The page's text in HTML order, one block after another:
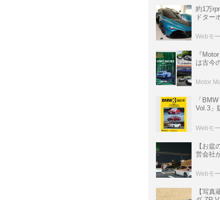
約1万
ドター
イパー
クル・
Webモ
『
は古今
情報も
Motor
「
Vol.3」
ムック
Webモ
【お
営会社
数ある
Webモ
【写